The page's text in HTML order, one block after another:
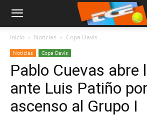
Inicio Noticias Copa Davis
Noticias Copa Davis
Pablo Cuevas abre
ante Luis Patiño
ascenso al Grupo I